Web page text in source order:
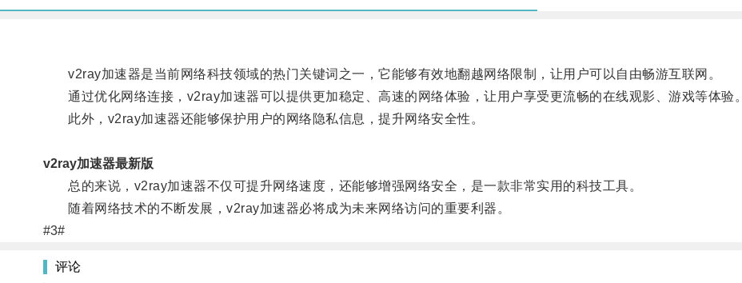
v2ray加速器是当前网络科技领域的热门关键词之一，它能够有效地翻越网络限制，让用户可以自由畅游互联网。
通过优化网络连接，v2ray加速器可以提供更加稳定、高速的网络体验，让用户享受更流畅的在线观影、游戏等体验。
此外，v2ray加速器还能够保护用户的网络隐私信息，提升网络安全性。
v2ray加速器最新版
总的来说，v2ray加速器不仅可提升网络速度，还能够增强网络安全，是一款非常实用的科技工具。
随着网络技术的不断发展，v2ray加速器必将成为未来网络访问的重要利器。
#3#
评论